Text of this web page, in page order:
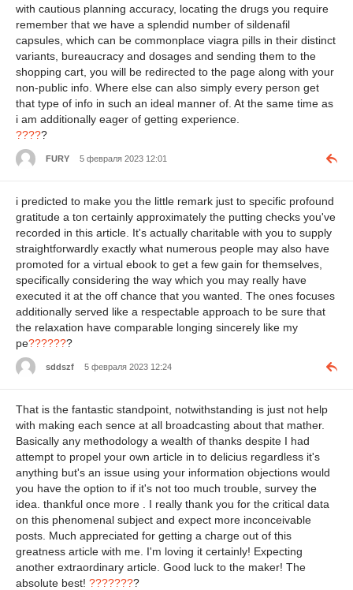
with cautious planning accuracy, locating the drugs you require
remember that we have a splendid number of sildenafil
capsules, which can be commonplace viagra pills in their distinct
variants, bureaucracy and dosages and sending them to the
shopping cart, you will be redirected to the page along with your
non-public info. Where else can also simply every person get
that type of info in such an ideal manner of. At the same time as
i am additionally eager of getting experience.
?????
FURY 5 февраля 2023 12:01
i predicted to make you the little remark just to specific profound
gratitude a ton certainly approximately the putting checks you've
recorded in this article. It's actually charitable with you to supply
straightforwardly exactly what numerous people may also have
promoted for a virtual ebook to get a few gain for themselves,
specifically considering the way which you may really have
executed it at the off chance that you wanted. The ones focuses
additionally served like a respectable approach to be sure that
the relaxation have comparable longing sincerely like my
pe???????
sddszf 5 февраля 2023 12:24
That is the fantastic standpoint, notwithstanding is just not help
with making each sence at all broadcasting about that mather.
Basically any methodology a wealth of thanks despite I had
attempt to propel your own article in to delicius regardless it's
anything but's an issue using your information objections would
you have the option to if it's not too much trouble, survey the
idea. thankful once more . I really thank you for the critical data
on this phenomenal subject and expect more inconceivable
posts. Much appreciated for getting a charge out of this
greatness article with me. I'm loving it certainly! Expecting
another extraordinary article. Good luck to the maker! The
absolute best! ????????